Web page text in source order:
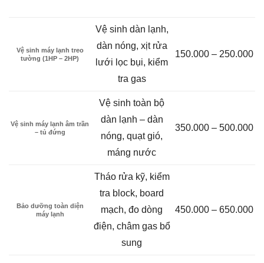
Vệ sinh máy lạnh treo
tường (1HP – 2HP)
Vệ sinh dàn lạnh,
dàn nóng, xịt rửa
lưới lọc bụi, kiểm
tra gas
150.000 – 250.000
Vệ sinh máy lạnh âm trần
– tủ đứng
Vệ sinh toàn bộ
dàn lạnh – dàn
nóng, quạt gió,
máng nước
350.000 – 500.000
Bảo dưỡng toàn diện
máy lạnh
Tháo rửa kỹ, kiểm
tra block, board
mạch, đo dòng
điện, châm gas bổ
sung
450.000 – 650.000